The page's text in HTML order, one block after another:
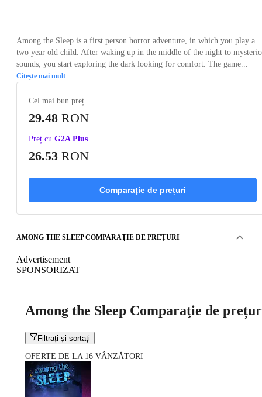
Among the Sleep is a first person horror adventure, in which you play a
two year old child. After waking up in the middle of the night to
sounds, you start exploring the dark looking for comfort. The game...
Citește mai mult
Cel mai bun preț
29.48 RON
Preț cu G2A Plus
26.53 RON
Comparaţie de prețuri
AMONG THE SLEEP COMPARAŢIE DE PREȚURI
Advertisement
SPONSORIZAT
Among the Sleep Comparaţie de
Filtrați și sortați
OFERTE DE LA 16 VÂNZĂTORI